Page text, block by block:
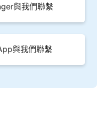
我的榮顏，聽見我的發
全部心意，是我計劃的
旨，讓萬邦朝拜，萬口
！」
的性情與實質，發表了
與我們聯繫
與我們聯繫